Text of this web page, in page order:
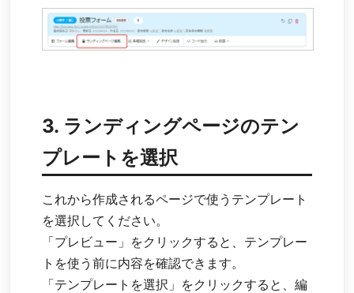
3. ランディングページのテン
プレートを選択
これから作成されるページで使うテンプレート
を選択してください。
「プレビュー」をクリックすると、テンプレー
トを使う前に内容を確認できます。
「テンプレートを選択」をクリックすると、編